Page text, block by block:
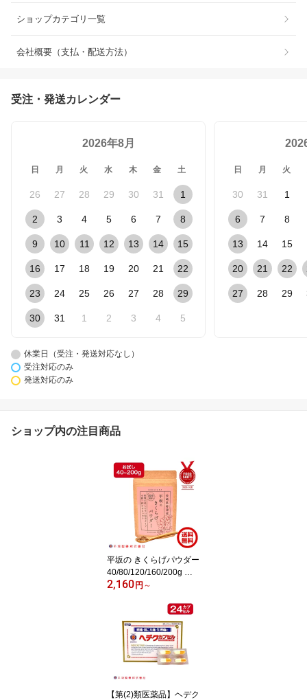
ショップカテゴリ一覧
会社概要（支払・配送方法）
受注・発送カレンダー
2026年8月
日 月 火 水 木 金 土
26 27 28 29 30 31 1
2 3 4 5 6 7 8
9 10 11 12 13 14 15
16 17 18 19 20 21 22
23 24 25 26 27 28 29
30 31 1 2 3 4 5
日 月 火
30 31 1
6 7 8
13 14 15
20 21 22
27 28 29
休業日（受注・発送対応なし）
受注対応のみ
発送対応のみ
ショップ内の注目商品
平坂の きくらげパウダー
40/80/120/160/200g お
試し 小包装 国産 農薬不
日干し キクラゲパウダー
きくらげ キクラゲ 木耳
食物繊維 ビタミンD 鉄分
カルシウム きくらげ粉末
送料無料 レシピ 長崎 時
2,160円 ～
【第(2)類医薬品】ヘデク